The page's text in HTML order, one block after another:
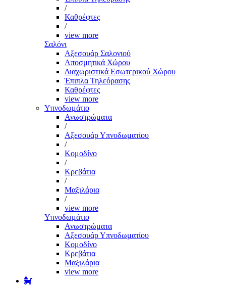
/
Καθρέφτες
/
view more
Σαλόνι
Αξεσουάρ Σαλονιού
Αποσμητικά Χώρου
Διαχωριστικά Εσωτερικού Χώρου
Έπιπλα Τηλεόρασης
Καθρέφτες
view more
Υπνοδωμάτιο
Ανωστρώματα
/
Αξεσουάρ Υπνοδωματίου
/
Κομοδίνο
/
Κρεβάτια
/
Μαξιλάρια
/
view more
Υπνοδωμάτιο
Ανωστρώματα
Αξεσουάρ Υπνοδωματίου
Κομοδίνο
Κρεβάτια
Μαξιλάρια
view more